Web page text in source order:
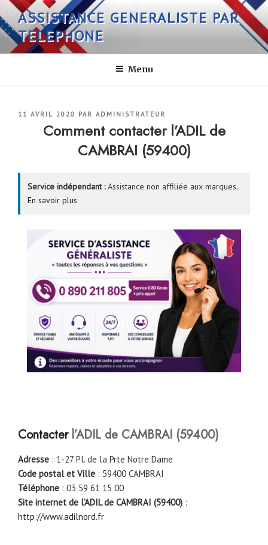
Aller
au
contenu
principal
ASSISTANCE GENERALISTE PAR
TELEPHONE
Menu
PUBLIÉ
11 AVRIL 2020 PAR ADMINISTRATEUR
Comment contacter l’ADIL de
CAMBRAI (59400)
Service indépendant :Assistance non affiliée aux marques.
En savoir plus
Contacterl’ADIL de CAMBRAI (59400)
Adresse : 1-27 Pl. de la Prte Notre Dame
Code postal et Ville : 59400 CAMBRAI
Téléphone : 03 59 61 15 00
Site internet de l’ADIL de CAMBRAI (59400) :
http://www.adilnord.fr